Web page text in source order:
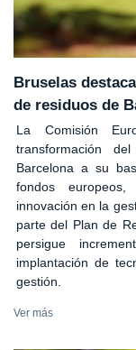
Bruselas
de residuos de
La Comisión
transformación
Barcelona a su
fondos
innovación en la
parte del Plan de
persigue
implantación de
gestión.
Ver más